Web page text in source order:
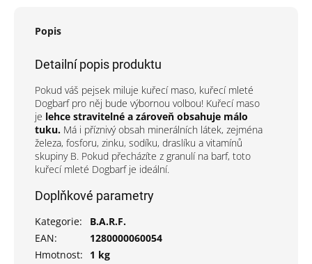
Popis
Detailní popis produktu
Pokud váš pejsek miluje kuřecí maso, kuřecí mleté
Dogbarf pro něj bude výbornou volbou! Kuřecí maso
je lehce stravitelné a zároveň obsahuje málo
tuku. Má i příznivý obsah minerálních látek, zejména
železa, fosforu, zinku, sodíku, draslíku a vitamínů
skupiny B. Pokud přecházíte z granulí na barf, toto
kuřecí mleté Dogbarf je ideální.
Doplňkové parametry
Kategorie:
B.A.R.F.
EAN:
1280000060054
Hmotnost:
1 kg